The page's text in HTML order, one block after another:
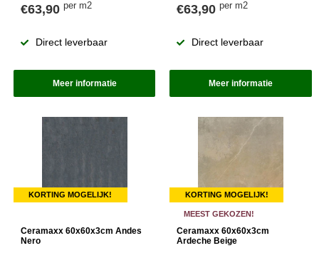
€63,90 per m2
Direct leverbaar
Meer informatie
€63,90per m2
Direct leverbaar
Meer informatie
KORTING MOGELIJK!
Ceramaxx 60x60x3cm Andes
Nero
KORTING MOGELIJK!
MEEST GEKOZEN!
Ceramaxx 60x60x3cm
Ardeche Beige